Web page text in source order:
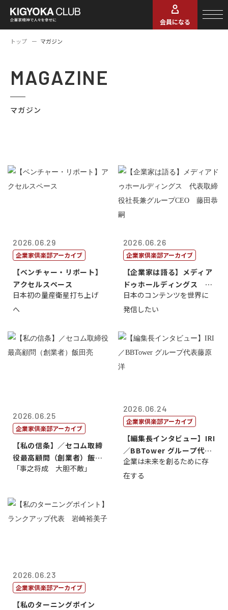
会員になる
トップ マガジン
MAGAZINE
マガジン
2026.06.29
企業家倶楽部アーカイブ
【ベンチャー・リポート】
アクセルスペース
日本初の量産衛星打ち上げ
へ
2026.06.26
企業家倶楽部アーカイブ
【企業家は語る】メディア
ドゥホールディングス 代
表取締役社長...
日本のコンテンツを世界に
発信したい
2026.06.25
企業家倶楽部アーカイブ
【私の信条】／セコム取締
役最高顧問（創業者）飯田
亮
「事之将成 大胆不敵」
2026.06.24
企業家倶楽部アーカイブ
【編集長インタビュー】IRI
／BBTower グループ代表
藤...
企業は未来を創るために存
在する
2026.06.23
企業家倶楽部アーカイブ
【私のターニングポイン